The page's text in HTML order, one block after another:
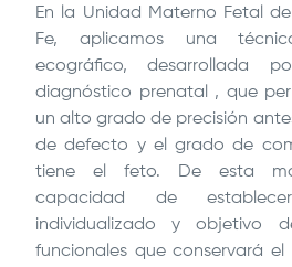
En la Unidad Materno Fetal
Fe, aplicamos una
ecográfico, desarrollada
diagnóstico prenatal , que
un alto grado de precisión
de defecto y el grado de
tiene el feto. De esta
capacidad de
individualizado y objetivo
funcionales que conservará